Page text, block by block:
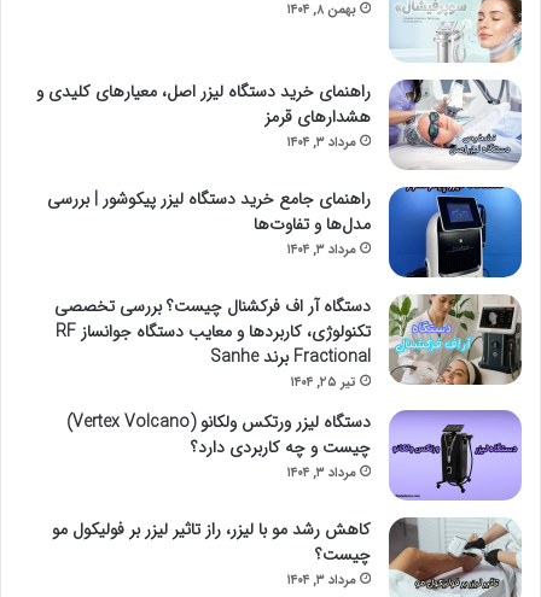
بهمن ۸, ۱۴۰۴
راهنمای خرید دستگاه لیزر اصل، معیارهای کلیدی و
هشدارهای قرمز
مرداد ۳, ۱۴۰۴
راهنمای جامع خرید دستگاه لیزر پیکوشور | بررسی
مدل‌ها و تفاوت‌ها
مرداد ۳, ۱۴۰۴
دستگاه آر اف فرکشنال چیست؟ بررسی تخصصی
تکنولوژی، کاربردها و معایب دستگاه جوانساز RF
Fractional برند Sanhe
تیر ۲۵, ۱۴۰۴
دستگاه لیزر ورتکس ولکانو (Vertex Volcano)
چیست و چه کاربردی دارد؟
مرداد ۳, ۱۴۰۴
کاهش رشد مو با لیزر، راز تاثیر لیزر بر فولیکول‌ مو
چیست؟
مرداد ۳, ۱۴۰۴